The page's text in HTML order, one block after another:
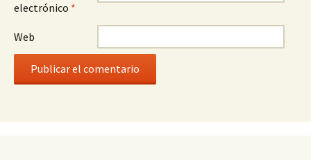
electrónico *
Web